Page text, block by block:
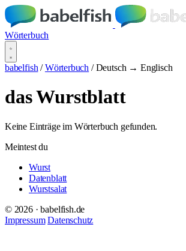
Wörterbuch
babelfish / Wörterbuch / Deutsch → Englisch
das Wurstblatt
Keine Einträge im Wörterbuch gefunden.
Meintest du
Wurst
Datenblatt
Wurstsalat
© 2026 · babelfish.de
Impressum Datenschutz